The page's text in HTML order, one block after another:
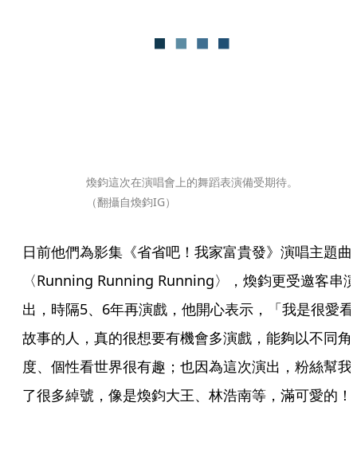
煥鈞這次在演唱會上的舞蹈表演備受期待。
（翻攝自煥鈞IG）
日前他們為影集《省省吧！我家富貴發》演唱主題曲
〈Running Running Running〉，煥鈞更受邀客串演
出，時隔5、6年再演戲，他開心表示，「我是很愛看
故事的人，真的很想要有機會多演戲，能夠以不同角
度、個性看世界很有趣；也因為這次演出，粉絲幫我
了很多綽號，像是煥鈞大王、林浩南等，滿可愛的！